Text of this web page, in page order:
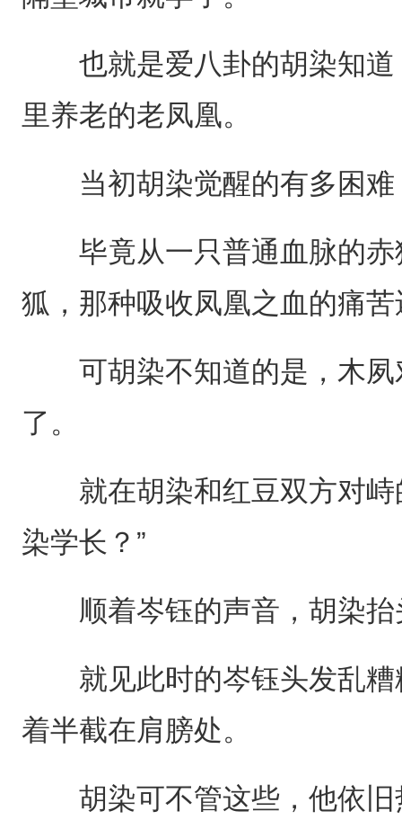
也就是爱八卦的胡染知道
里养老的老凤凰。
当初胡染觉醒的有多困难
毕竟从一只普通血脉的赤
狐，那种吸收凤凰之血的痛
可胡染不知道的是，木夙
了。
就在胡染和红豆双方对峙
染学长？”
顺着岑钰的声音，胡染抬
就见此时的岑钰头发乱糟
着半截在肩膀处。
胡染可不管这些，他依旧